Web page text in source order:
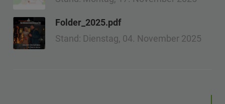
Stand: Dienstag, 04. November 2025